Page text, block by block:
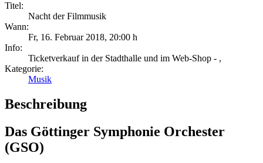
Titel:
Nacht der Filmmusik
Wann:
Fr, 16. Februar 2018, 20:00 h
Info:
Ticketverkauf in der Stadthalle und im Web-Shop - ,
Kategorie:
Musik
Beschreibung
Das Göttinger Symphonie Orchester
(GSO)